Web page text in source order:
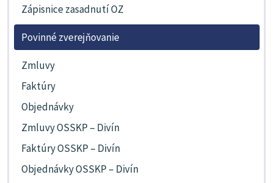
Zápisnice zasadnutí OZ
Povinné zverejňovanie
Zmluvy
Faktúry
Objednávky
Zmluvy OSSKP – Divín
Faktúry OSSKP – Divín
Objednávky OSSKP – Divín